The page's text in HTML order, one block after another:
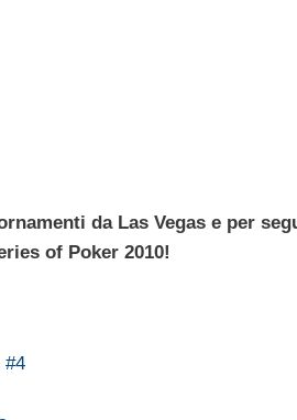
da Las Vegas e per
of Poker 2010!
#4